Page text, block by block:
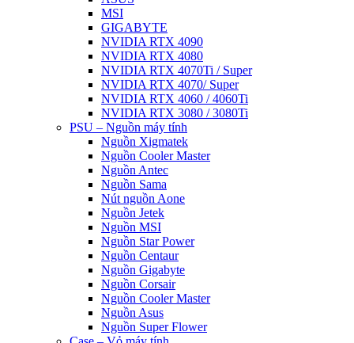
MSI
GIGABYTE
NVIDIA RTX 4090
NVIDIA RTX 4080
NVIDIA RTX 4070Ti / Super
NVIDIA RTX 4070/ Super
NVIDIA RTX 4060 / 4060Ti
NVIDIA RTX 3080 / 3080Ti
PSU – Nguồn máy tính
Nguồn Xigmatek
Nguồn Cooler Master
Nguồn Antec
Nguồn Sama
Nút nguồn Aone
Nguồn Jetek
Nguồn MSI
Nguồn Star Power
Nguồn Centaur
Nguồn Gigabyte
Nguồn Corsair
Nguồn Cooler Master
Nguồn Asus
Nguồn Super Flower